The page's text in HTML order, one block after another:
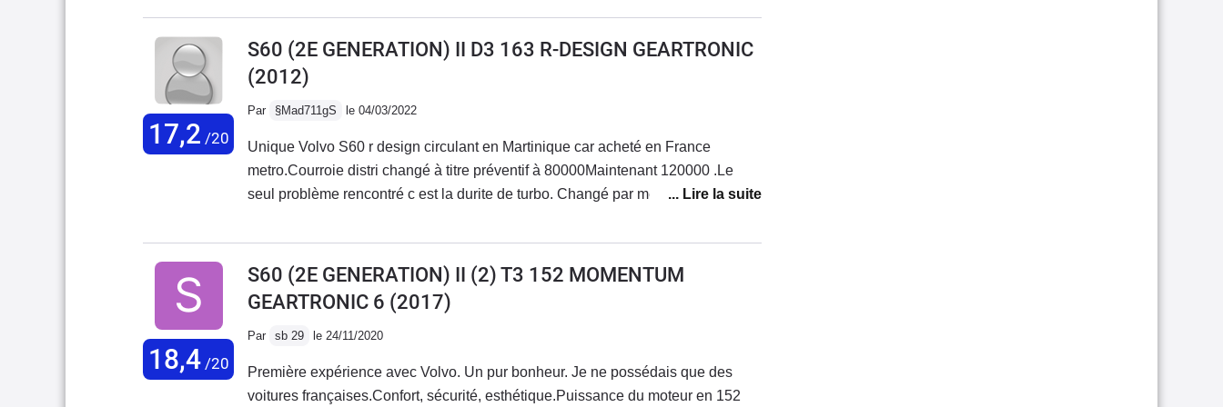
trouve un peu raide. L'équipement est juste moyen, notamment il me manque un
indicateur de température d'eau, l'indicateur feux et codes et enfin il n'y a pas de
témoin d'usure des plaquettes, qui est un élément de sécurité...Bilan largement
favorable, surtout en ce qui concerne la fiabilité.Je reprendrai volontiers une
Volvo...
17,2 /20
S60 (2E GENERATION) II D3 163 R-DESIGN GEARTRONIC
(2012)
Par §Mad711gS le 04/03/2022
Unique Volvo S60 r design circulant en Martinique car acheté en France
metro.Courroie distri changé à titre préventif à 80000Maintenant 120000 .Le
seul problème rencontré c est la durite de turbo. Changé par mes soins.L
MARTINIQUE AUTOMOBILE refuse de faire l entretien car ce véhicule a été
acheté en France.Tous les garagistes MIDAS SPEEDY renonce en ce qui
concerne freins amortisseurs etc..Alors résultats des courses je fais tout moi
même avec succès. 4 amortisseurs freins vidange etc..et la voiture est nickel.
VoilàUn vrai plaisir sur ces routes sinueuses.et voiture encore comme neuve.
18,4/20
S60 (2E GENERATION) II (2) T3 152 MOMENTUM
GEARTRONIC 6 (2017)
Par sb 29 le 24/11/2020
Première expérience avec Volvo. Un pur bonheur. Je ne possédais que des
voitures françaises.Confort, sécurité, esthétique.Puissance du moteur en 152